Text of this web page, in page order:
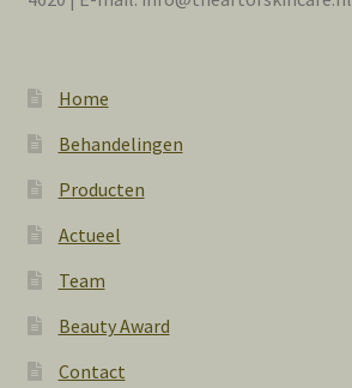
Home
Behandelingen
Producten
Actueel
Team
Beauty Award
Contact